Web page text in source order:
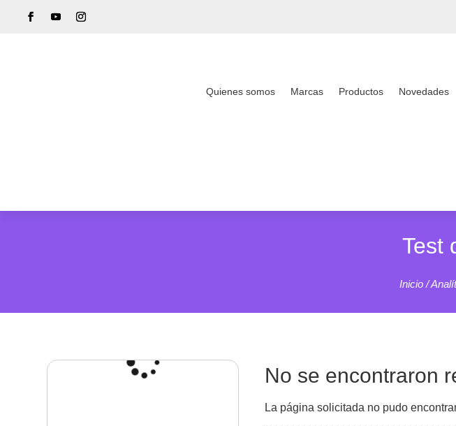
Quienes somos Marcas Productos Novedades
Test
Inicio/
No se encontraron
La página solicitada no pudo